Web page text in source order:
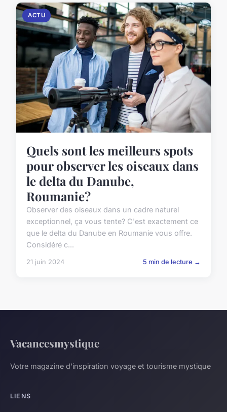
ACTU
Quels sont les meilleurs spots
pour observer les oiseaux dans
le delta du Danube,
Roumanie?
Observer des oiseaux dans un cadre naturel
exceptionnel, ça vous tente? C'est exactement ce
que le delta du Danube en Roumanie vous offre.
Considéré c...
21 juin 2024 5 min de lecture →
Vacancesmystique
Votre magazine d'inspiration voyage et tourisme mystique
LIENS